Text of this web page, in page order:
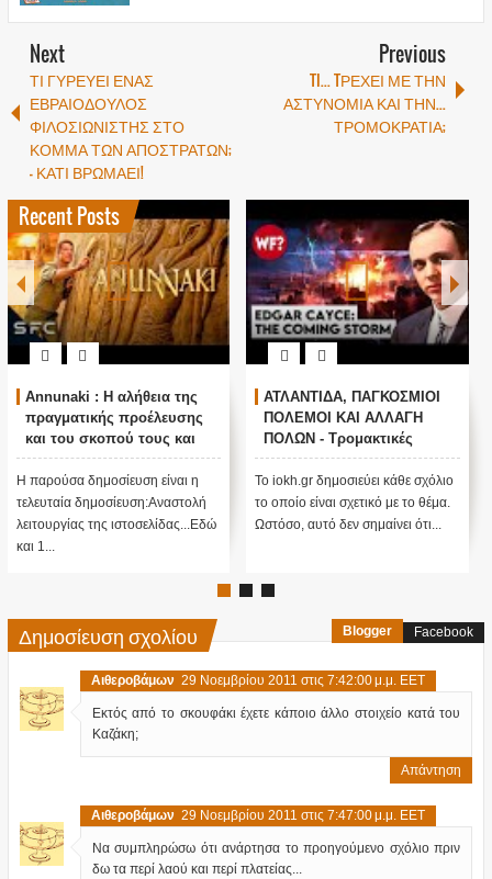
Next
ΤΙ ΓΥΡΕΥΕΙ ΕΝΑΣ
ΕΒΡΑΙΟΔΟΥΛΟΣ
ΦΙΛΟΣΙΩΝΙΣΤΗΣ ΣΤΟ
ΚΟΜΜΑ ΤΩΝ ΑΠΟΣΤΡΑΤΩΝ;
- ΚΑΤΙ ΒΡΩΜΑΕΙ!
Previous
TI... TΡΕΧΕΙ ΜΕ ΤΗΝ
ΑΣΤΥΝΟΜΙΑ ΚΑΙ ΤΗΝ...
ΤΡΟΜΟΚΡΑΤΙΑ;
Recent Posts
Annunaki : Η αλήθεια της
πραγματικής προέλευσης
και του σκοπού τους και
αναστολή λειτουργίας μας
....
παρούσα δημοσίευση είναι η
δημοσίευση:Αναστολή
της ιστοσελίδας...Εδώ
1...
ΑΤΛΑΝΤΙΔΑ, ΠΑΓΚΟΣΜΙΟΙ
ΠΟΛΕΜΟΙ ΚΑΙ ΑΛΛΑΓΗ
ΠΟΛΩΝ - Τρομακτικές
προβλέψεις του Edgar
Cayce (Video)
Το iokh.gr δημοσιεύει κάθε σχόλιο
το οποίο είναι σχετικό με το θέμα.
Ωστόσο, αυτό δεν σημαίνει ότι...
Δημοσίευση σχολίου Blogger Facebook
Αιθεροβάμων 29 Νοεμβρίου 2011 στις 7:42:00 μ.μ. EET
Εκτός από το σκουφάκι έχετε κάποιο άλλο στοιχείο κατά του
Καζάκη;
Απάντηση
Αιθεροβάμων 29 Νοεμβρίου 2011 στις 7:47:00 μ.μ. EET
Να συμπληρώσω ότι ανάρτησα το προηγούμενο σχόλιο πριν
δω τα περί λαού και περί πλατείας...